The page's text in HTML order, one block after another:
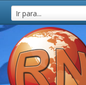
Ir para...